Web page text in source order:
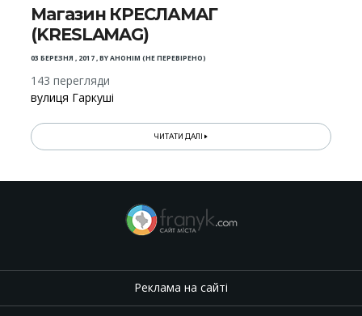
Магазин КРЕСЛАМАГ
(KRESLAMAG)
03 БЕРЕЗНЯ , 2017,BYАНОНІМ (НЕ ПЕРЕВІРЕНО)
143 перегляди
вулиця Гаркуші
ЧИТАТИ ДАЛІ
Реклама на сайті